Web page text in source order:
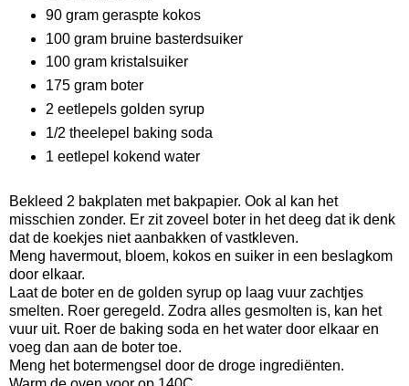
90 gram geraspte kokos
100 gram bruine basterdsuiker
100 gram kristalsuiker
175 gram boter
2 eetlepels golden syrup
1/2 theelepel baking soda
1 eetlepel kokend water
Bekleed 2 bakplaten met bakpapier. Ook al kan het
misschien zonder. Er zit zoveel boter in het deeg dat ik denk
dat de koekjes niet aanbakken of vastkleven.
Meng havermout, bloem, kokos en suiker in een beslagkom
door elkaar.
Laat de boter en de golden syrup op laag vuur zachtjes
smelten. Roer geregeld. Zodra alles gesmolten is, kan het
vuur uit. Roer de baking soda en het water door elkaar en
voeg dan aan de boter toe.
Meng het botermengsel door de droge ingrediënten.